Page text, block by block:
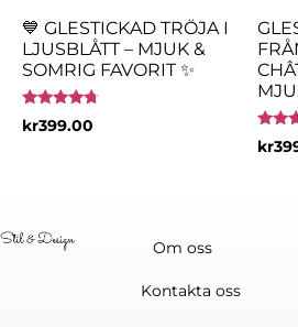
💙 GLESTICKAD TRÖJA I
LJUSBLÅTT – MJUK &
SOMRIG FAVORIT ✨
Betygsatt
4.50
kr399.00
4.50
kr
Om oss
Kontakta oss